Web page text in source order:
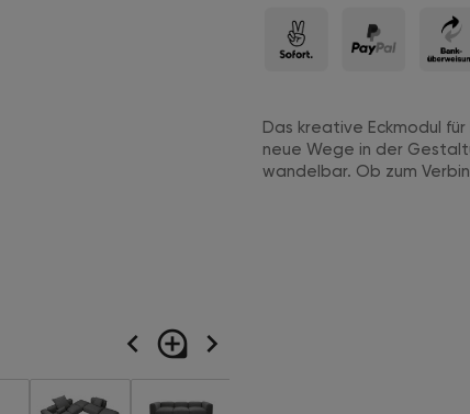
navigate_before loupe navigate_next
Das kreative Eckmodul
neue Wege in der
wandelbar. Ob zum